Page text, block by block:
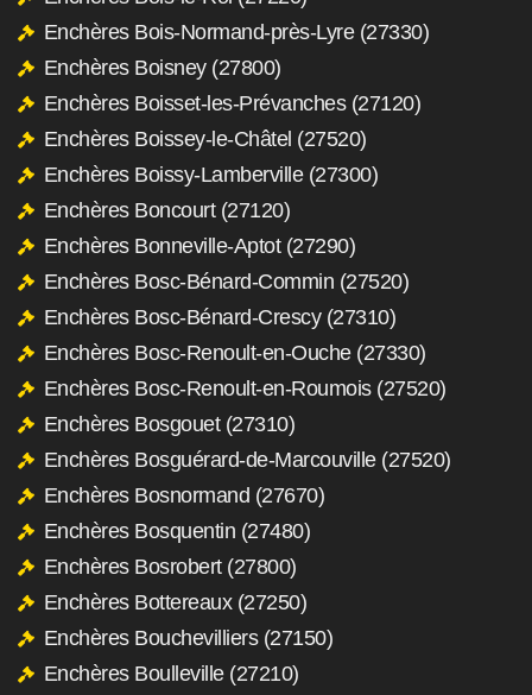
Enchères Bois-Normand-près-Lyre (27330)
Enchères Boisney (27800)
Enchères Boisset-les-Prévanches (27120)
Enchères Boissey-le-Châtel (27520)
Enchères Boissy-Lamberville (27300)
Enchères Boncourt (27120)
Enchères Bonneville-Aptot (27290)
Enchères Bosc-Bénard-Commin (27520)
Enchères Bosc-Bénard-Crescy (27310)
Enchères Bosc-Renoult-en-Ouche (27330)
Enchères Bosc-Renoult-en-Roumois (27520)
Enchères Bosgouet (27310)
Enchères Bosguérard-de-Marcouville (27520)
Enchères Bosnormand (27670)
Enchères Bosquentin (27480)
Enchères Bosrobert (27800)
Enchères Bottereaux (27250)
Enchères Bouchevilliers (27150)
Enchères Boulleville (27210)